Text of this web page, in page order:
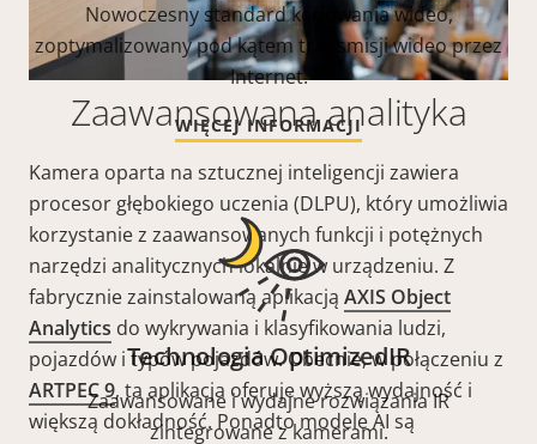
Zaawansowana analityka
Kamera oparta na sztucznej inteligencji zawiera
procesor głębokiego uczenia (DLPU), który umożliwia
korzystanie z zaawansowanych funkcji i potężnych
narzędzi analitycznych lokalnie w urządzeniu. Z
fabrycznie zainstalowaną aplikacją AXIS Object
Analytics do wykrywania i klasyfikowania ludzi,
pojazdów i typów pojazdów. Obecnie, w połączeniu z
ARTPEC 9, ta aplikacja oferuje wyższą wydajność i
większą dokładność. Ponadto modele AI są
Nowoczesny standard kodowania wideo,
zoptymalizowany pod kątem transmisji wideo przez
Internet.
WIĘCEJ INFORMACJI
Technologia OptimizedIR
Zaawansowane i wydajne rozwiązania IR
zintegrowane z kamerami.